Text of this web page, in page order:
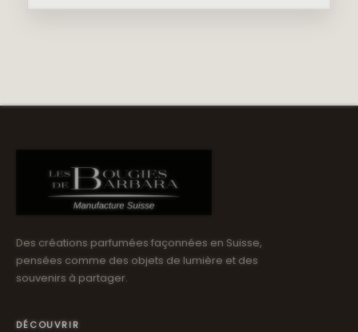
Des créations parfumées façonnées en Suisse,
pensées comme des objets de lumière et des
souvenirs à partager.
DÉCOUVRIR